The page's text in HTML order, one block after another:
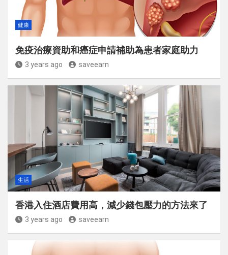
健康
免疫治療資助和癌症申請補助為患者家庭助力
3 years ago saveearn
生活
香港入住酒店費用高，減少錢包壓力的方法來了
3 years ago saveearn